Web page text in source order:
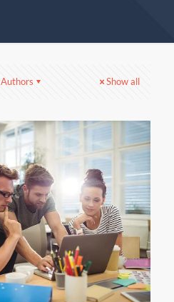
Authors Show all